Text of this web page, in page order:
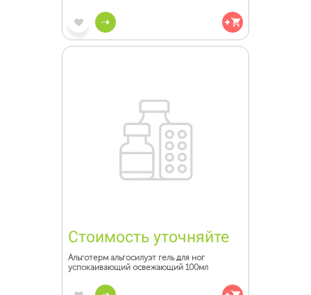
Стоимость уточняйте
Альготерм альгосилуэт гель для ног
успокаивающий освежающий 100мл